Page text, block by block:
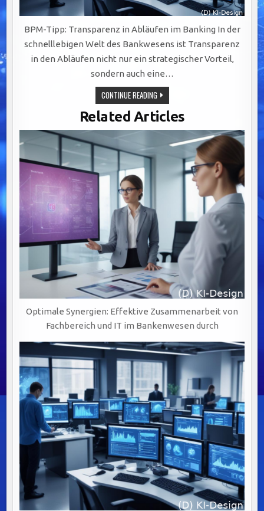
BPM-Tipp: Transparenz in Abläufen im Banking In der
schnelllebigen Welt des Bankwesens ist Transparenz
in den Abläufen nicht nur ein strategischer Vorteil,
sondern auch eine…
CONTINUE READINGTRANSPARENTE
ABLÄUFE
IM
BANKING:
DIGITALISIERUNG,
VISUALISIERUNG
SCHULUNG
SCHLÜSSEL
Related Articles
Optimale Synergien: Effektive Zusammenarbeit von
Fachbereich und IT im Bankenwesen durch